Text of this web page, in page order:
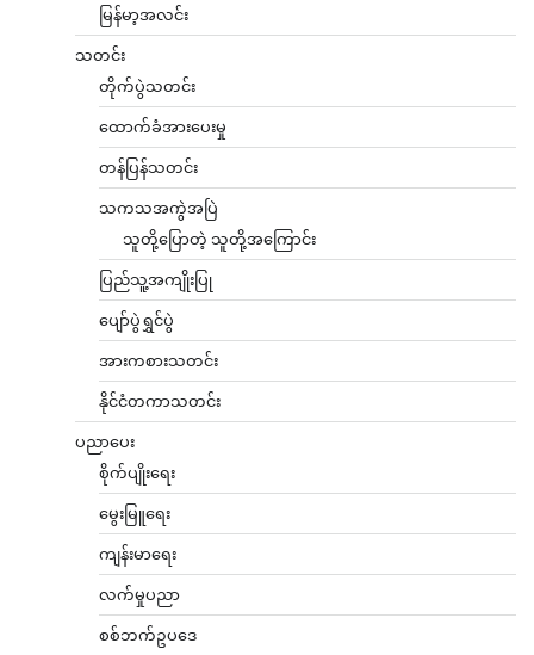
မြန်မာ့အလင်း
သတင်း
တိုက်ပွဲသတင်း
ထောက်ခံအားပေးမှု
တန်ပြန်သတင်း
သကသအကွဲအပြဲ
သူတို့ပြောတဲ့ သူတို့အကြောင်း
ပြည်သူ့အကျိုးပြု
ပျော်ပွဲရွှင်ပွဲ
အားကစားသတင်း
နိုင်ငံတကာသတင်း
ပညာပေး
စိုက်ပျိုးရေး
မွေးမြူရေး
ကျန်းမာရေး
လက်မှုပညာ
စစ်ဘက်ဥပဒေ